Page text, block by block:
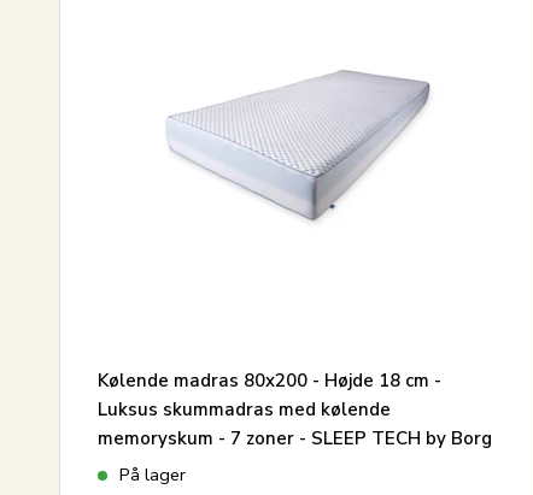
Kølende madras 80x200 - Højde 18 cm -
Luksus skummadras med kølende
memoryskum - 7 zoner - SLEEP TECH by Borg
På lager